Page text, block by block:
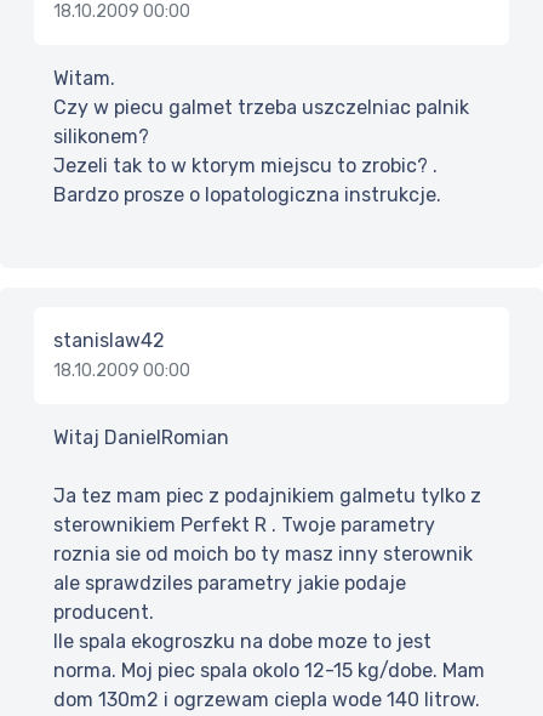
18.10.2009 00:00
Witam.
Czy w piecu galmet trzeba uszczelniac palnik
silikonem?
Jezeli tak to w ktorym miejscu to zrobic? .
Bardzo prosze o lopatologiczna instrukcje.
stanislaw42
18.10.2009 00:00
Witaj DanielRomian
Ja tez mam piec z podajnikiem galmetu tylko z
sterownikiem Perfekt R . Twoje parametry
roznia sie od moich bo ty masz inny sterownik
ale sprawdziles parametry jakie podaje
producent.
Ile spala ekogroszku na dobe moze to jest
norma. Moj piec spala okolo 12-15 kg/dobe. Mam
dom 130m2 i ogrzewam ciepla wode 140 litrow.